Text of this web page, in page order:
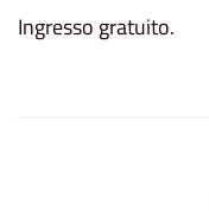
Ingresso gratuito.